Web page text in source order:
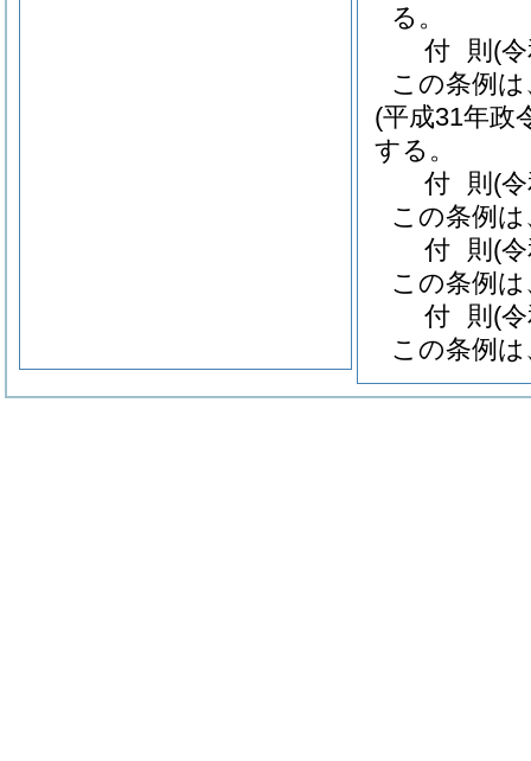
る。
付 則 (
この条例
(平成31年政
する。
付 則 (
この条例
付 則 (
この条例
付 則 (
この条例